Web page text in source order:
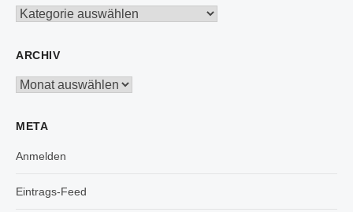
Kategorien
ARCHIV
Archiv
META
Anmelden
Eintrags-Feed